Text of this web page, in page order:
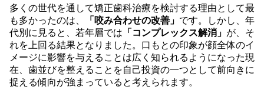
多くの世代を通して矯正歯科治療を検討する理由として最
も多かったのは、
「咬み合わせの改善」 です。しかし、年
代別に見ると、若年層では 「コンプレックス解消」 が、そ
れを上回る結果となりました。口もとの印象が顔全体のイ
メージに影響を与えることは広く知られるようになった現
在、歯並びを整えることを自己投資の一つとして前向きに
捉える傾向が強まっていると考えられます。